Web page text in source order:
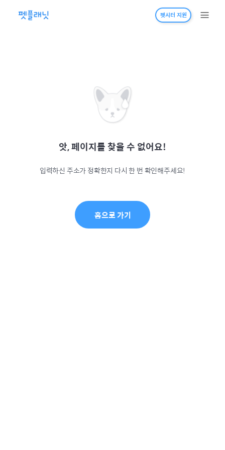
펫시터 지원
앗, 페이지를 찾을 수 없어요!
입력하신 주소가 정확한지 다시 한 번 확인해주세요!
홈으로 가기